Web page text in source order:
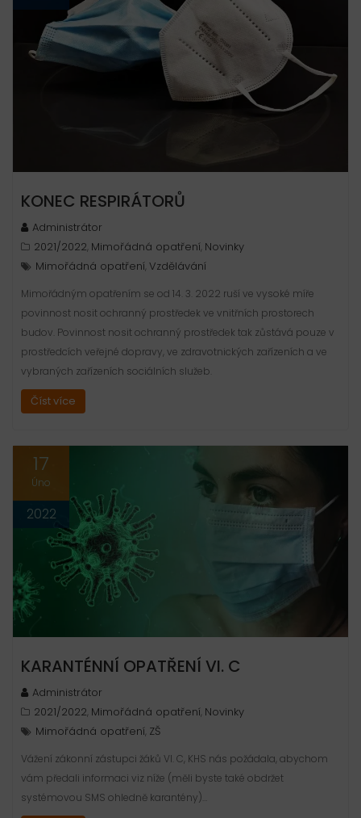
KONEC RESPIRÁTORŮ
Administrátor
2021/2022, Mimořádná opatření, Novinky
Mimořádná opatření, Vzdělávání
Mimořádným opatřením se od 14. 3. 2022 ruší ve vysoké míře
povinnost nosit ochranný prostředek ve vnitřních prostorech
budov. Povinnost nosit ochranný prostředek tak zůstává pouze v
prostředcích veřejné dopravy, ve zdravotnických zařízeních a ve
vybraných zařízeních sociálních služeb.
Číst více
17
Úno
2022
KARANTÉNNÍ OPATŘENÍ VI. C
Administrátor
2021/2022 Mimořádná opatření Novinky
Mimořádná opatření ZŠ
Vážení zákonní zástupci žáků VI. C, KHS nás požádala, abychom
vám předali informaci viz níže (měli byste také obdržet
systémovou SMS ohledně karantény)…